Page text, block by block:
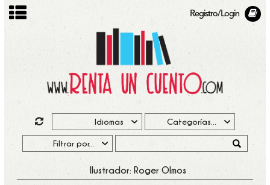
Registro/Login
Ilustrador: Roger Olmos